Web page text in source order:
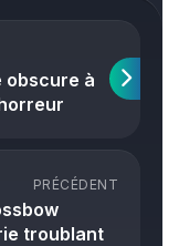
obscure à
PRÉCÉDENT
troublant